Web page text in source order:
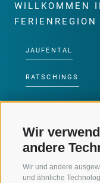
Wir
andere
Wir und andere
und ähnliche
WILLKOMMEN
JAUFENTAL
RATSCHINGS
RIDNAUNTAL
BERGBAHNEN
SKISCHULE